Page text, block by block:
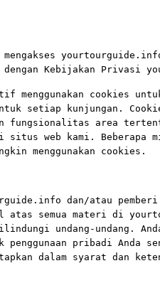
mengakses
dengan Kebijakan Privasi
cookies untuk
setiap kunjungan.
fungsionalitas area
situs web kami. Beberapa
menggunakan cookies.
dan/atau
atas semua materi di
undang-undang.
pribadi Anda
dalam syarat dan